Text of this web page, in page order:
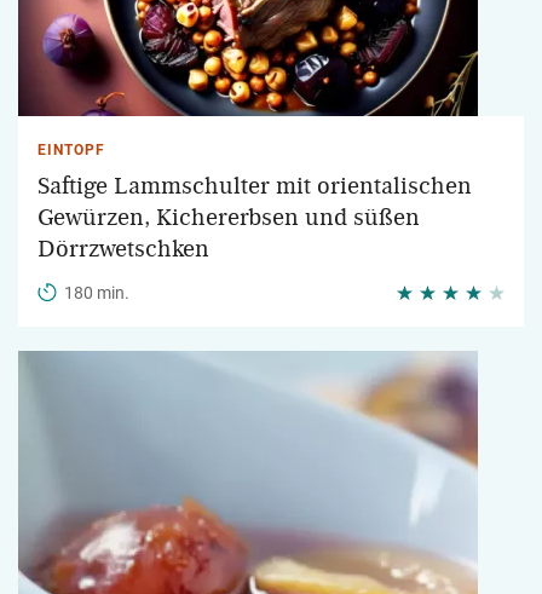
EINTOPF
Saftige Lammschulter mit orientalischen
Gewürzen, Kichererbsen und süßen
Dörrzwetschken
180 min.